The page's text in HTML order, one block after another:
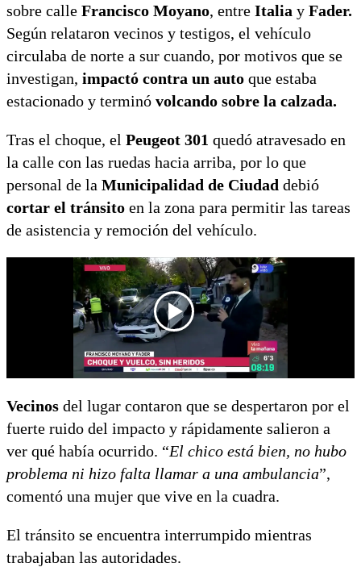
sobre calle Francisco Moyano, entre Italia y Fader.
Según relataron vecinos y testigos, el vehículo
circulaba de norte a sur cuando, por motivos que se
investigan, impactó contra un auto que estaba
estacionado y terminó volcando sobre la calzada.
Tras el choque, el Peugeot 301 quedó atravesado en
la calle con las ruedas hacia arriba, por lo que
personal de la Municipalidad de Ciudad debió
cortar el tránsito en la zona para permitir las tareas
de asistencia y remoción del vehículo.
Vecinos del lugar contaron que se despertaron por el
fuerte ruido del impacto y rápidamente salieron a
ver qué había ocurrido. “El chico está bien, no hubo
problema ni hizo falta llamar a una ambulancia”,
comentó una mujer que vive en la cuadra.
El tránsito se encuentra interrumpido mientras
trabajaban las autoridades.